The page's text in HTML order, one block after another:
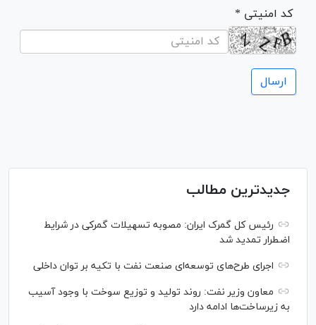
* کد امنیتی
جدیدترین مطالب
رئیس کل گمرک ایران: مصوبه تسهیلات گمرکی در شرایط
اضطرار تمدید شد
اجرای طرح‌های توسعه‌ای صنعت نفت با تکیه بر توان داخلی
معاون وزیر نفت: روند تولید و توزیع سوخت با وجود آسیب
به زیرساخت‌ها ادامه دارد